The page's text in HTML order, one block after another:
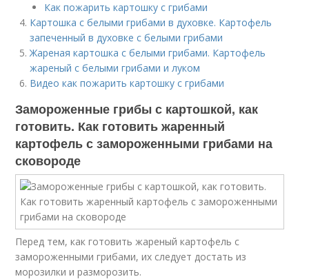
Как пожарить картошку с грибами
Картошка с белыми грибами в духовке. Картофель
запеченный в духовке с белыми грибами
Жареная картошка с белыми грибами. Картофель
жареный с белыми грибами и луком
Видео как пожарить картошку с грибами
Замороженные грибы с картошкой, как
готовить. Как готовить жаренный
картофель с замороженными грибами на
сковороде
Перед тем, как готовить жареный картофель с
замороженными грибами, их следует достать из
морозилки и разморозить.